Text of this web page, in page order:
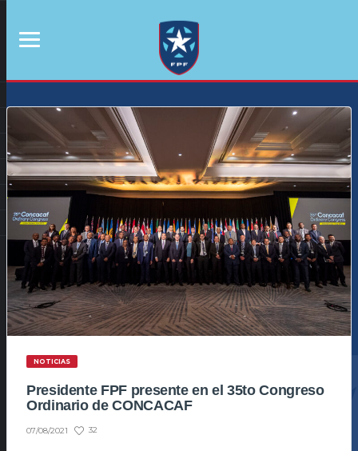
NOTICIAS
Presidente FPF presente en el 35to Congreso
Ordinario de CONCACAF
07/08/2021 32